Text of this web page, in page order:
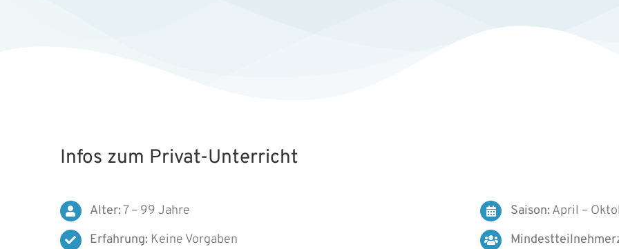
Infos zum Privat-Unterricht
Alter:7 – 99 Jahre
Erfahrung: Keine Vorgaben
Saison:April –